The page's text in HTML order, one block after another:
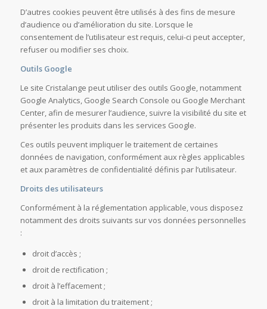
D’autres cookies peuvent être utilisés à des fins de mesure
d’audience ou d’amélioration du site. Lorsque le
consentement de l’utilisateur est requis, celui-ci peut accepter,
refuser ou modifier ses choix.
Outils Google
Le site Cristalange peut utiliser des outils Google, notamment
Google Analytics, Google Search Console ou Google Merchant
Center, afin de mesurer l’audience, suivre la visibilité du site et
présenter les produits dans les services Google.
Ces outils peuvent impliquer le traitement de certaines
données de navigation, conformément aux règles applicables
et aux paramètres de confidentialité définis par l’utilisateur.
Droits des utilisateurs
Conformément à la réglementation applicable, vous disposez
notamment des droits suivants sur vos données personnelles
:
droit d’accès ;
droit de rectification ;
droit à l’effacement ;
droit à la limitation du traitement ;